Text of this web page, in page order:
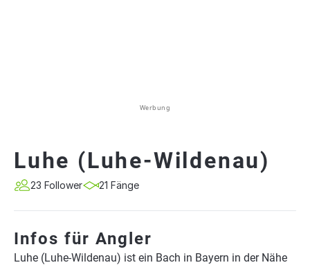
Werbung
Luhe (Luhe-Wildenau)
23 Follower 21 Fänge
Infos für Angler
Luhe (Luhe-Wildenau) ist ein Bach in Bayern in der Nähe